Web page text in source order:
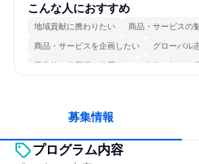
こんな人におすすめ
地域貢献に携わりたい 商品・サービスの
商品・サービスを企画したい グローバル
日常的に外国語を使用する 自分の好きな
募集情報
プログラム内容